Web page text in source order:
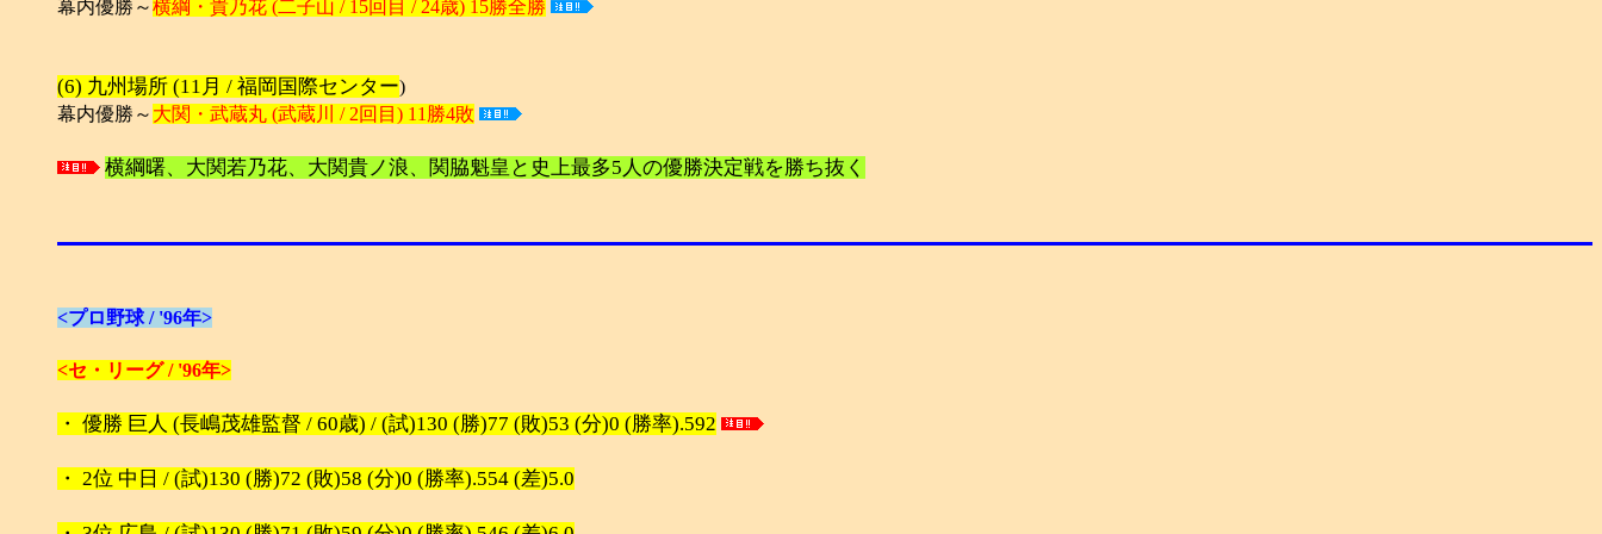
幕内優勝～横綱・貴乃花 (二子山 / 15回目 / 24歳) 15勝全勝
(6) 九州場所 (11月 / 福岡国際センター)
幕内優勝～ 大関・武蔵丸 (武蔵川 / 2回目) 11勝4敗
横綱曙、大関若乃花、大関貴ノ浪、関脇魁皇と史上最多5人の優勝決定戦を勝ち抜く
<プロ野球 / '96年>
<セ・リーグ / '96年>
・ 優勝 巨人 (長嶋茂雄監督 / 60歳) / (試)130 (勝)77 (敗)53 (分)0 (勝率).592
・ 2位 中日 / (試)130 (勝)72 (敗)58 (分)0 (勝率).554 (差)5.0